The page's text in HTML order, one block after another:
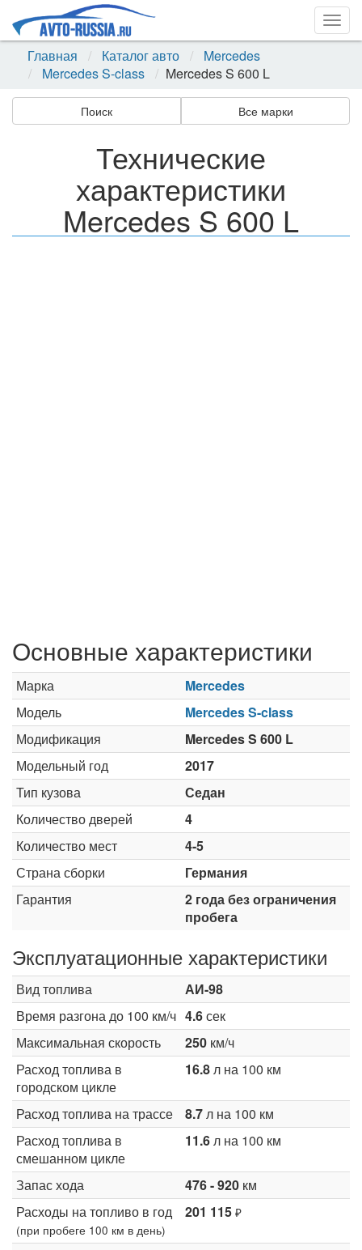
Главная
Каталог авто
Mercedes
Mercedes S-class
Mercedes S 600 L
Поиск Все марки
Технические
характеристики
Mercedes S 600 L
Основные характеристики
Марка
Mercedes
Модель
Mercedes S-class
Модификация
Mercedes S 600 L
Модельный год
2017
Тип кузова
Седан
Количество дверей
4
Количество мест
4-5
Страна сборки
Германия
Гарантия
2 года без ограничения
пробега
Эксплуатационные характеристики
Вид топлива
АИ-98
Время разгона до 100 км/ч 4.6сек
Максимальная скорость
250 км/ч
Расход топлива в
городском цикле
16.8л на 100 км
Расход топлива на трассе 8.7л на 100 км
Расход топлива в
смешанном цикле
11.6л на 100 км
Запас хода 476 - 920 км
Расходы на топливо в год
(при пробеге 100 км в день)
201 115 ₽